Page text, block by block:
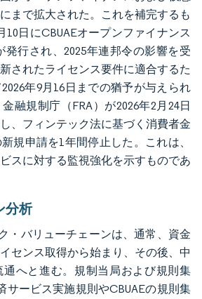
まで拡大された。これを補完するも
10日にCBUAEオープンファイナンス
発行され、2025年連邦令の影響を受
されたライセンス要件に適合するた
年9月16日までの猶予が与えられ
融規制庁（FRA）が2026年2月24日
、フィンテック法に基づく消費者金
規申請を1年間停止した。これは、
スに対する監視強化を示すものであ
分析
・バリューチェーンは、通常、資金
センス取得から始まり、その後、中
へと進む。規制当局および規則集
サービス実施規則やCBUAEの規則集